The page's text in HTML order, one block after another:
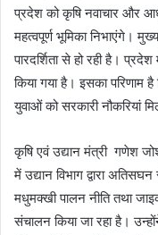
प्रदेश को कृषि नवाचार और
महत्वपूर्ण भूमिका निभाएंगे।
पारदर्शिता से हो रही है।
किया गया है। इसका परिणाम
युवाओं को सरकारी नौकरियां
कृषि एवं उद्यान मंत्री गणेश
में उद्यान विभाग द्वारा
मधुमक्खी पालन नीति तथा
संचालन किया जा रहा है।